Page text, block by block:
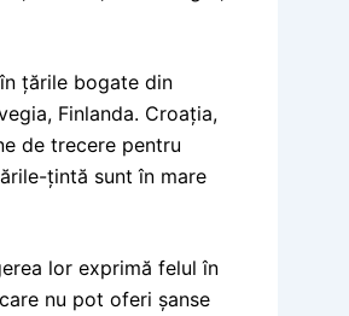
țările bogate din
Finlanda. Croația,
de trecere pentru
țintă sunt în mare
lor exprimă felul în
nu pot oferi șanse